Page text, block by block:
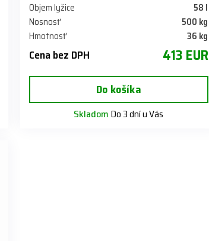
Objem lyžice
58 l
Nosnosť
500 kg
Hmotnosť
36 kg
Cena bez DPH 413 EUR
Do košíka
Skladom Do 3 dní u Vás